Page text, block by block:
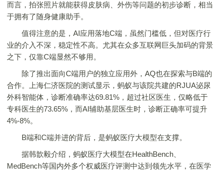
而言，拍张照片就能获得皮肤病、外伤等问题的初步诊断，相当
于拥有了随身健康助手。
值得注意的是，AI应用落地C端，虽然门槛低，但对医疗行
业的介入不深，稳定性不高。尤其在众多互联网巨头加码的背景
之下，仅靠C端显然不够用。
除了推出面向C端用户的独立应用外，AQ也在探索与B端的
合作。上海仁济医院的测试显示，蚂蚁与该院共建的RJUA泌尿
外科智能体，诊断准确率达69.81%，超过社区医生，仅略低于
专科医生的73.65%，而AI辅助基层医生时，诊断正确率可提升
4%-8%。
B端和C端并进的背后，是蚂蚁医疗大模型在支撑。
据韩歆毅介绍，蚂蚁医疗大模型在HealthBench、
MedBench等国内外多个权威医疗评测中达到领先水平，在医学